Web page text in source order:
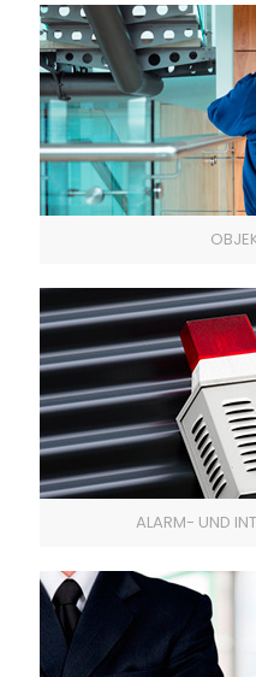
ALARM- UND